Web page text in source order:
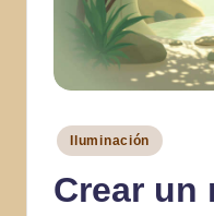
Publicado
en
Iluminación
Crear un